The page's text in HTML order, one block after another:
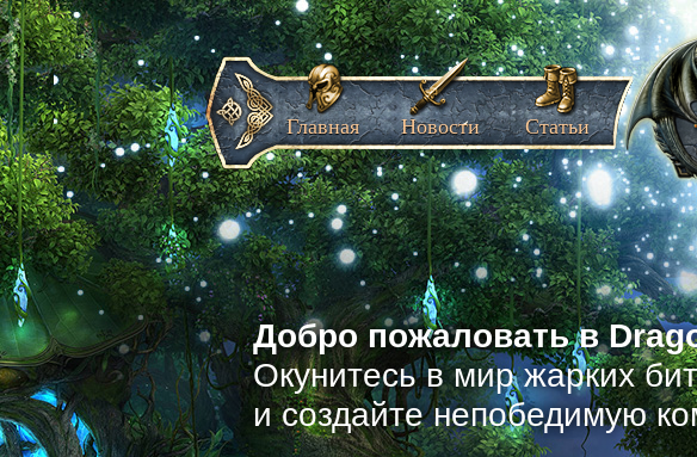
Добро пожаловать в
Окунитесь в мир жарких
и создайте непобедимую
Главная Новости Статьи